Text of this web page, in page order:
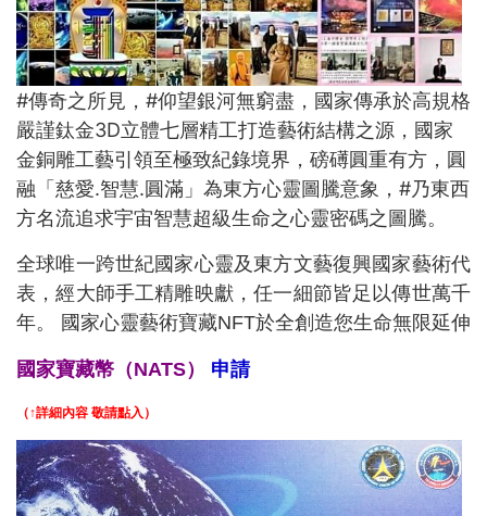
#傳奇之所見，#仰望銀河無窮盡，國家傳承於高規格
嚴謹鈦金3D立體七層精工打造藝術結構之源，國家
金銅雕工藝引領至極致紀錄境界，磅礡圓重有方，圓
融「慈愛.智慧.圓滿」為東方心靈圖騰意象，#乃東西
方名流追求宇宙智慧超級生命之心靈密碼之圖騰。
全球唯一跨世紀國家心靈及東方文藝復興國家藝術代
表，經大師手工精雕映獻，任一細節皆足以傳世萬千
年。 國家心靈藝術寶藏NFT於全創造您生命無限延伸
國家寶藏幣（NATS） 申請
（↑詳細內容 敬請點入）